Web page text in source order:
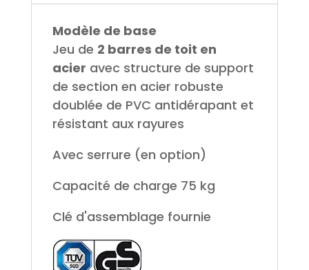
Modèle de base
Jeu de 2 barres de toit en
acier avec structure de support
de section en acier robuste
doublée de PVC antidérapant et
résistant aux rayures
Avec serrure (en option)
Capacité de charge 75 kg
Clé d'assemblage fournie